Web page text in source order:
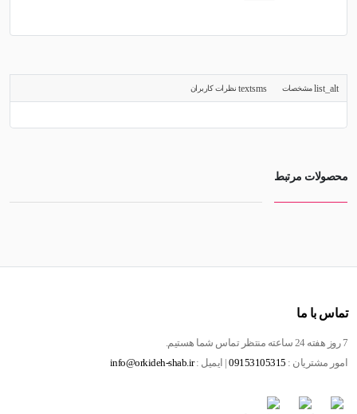
مشخصات نظرات کاربران
محصولات مرتبط
تماس با ما
7 روز هفته 24 ساعته منتظر تماس شما هستیم.
امور مشتریان : 09153105315 | ایمیل :info@orkideh-shab.ir